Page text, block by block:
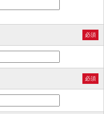
必須
必須